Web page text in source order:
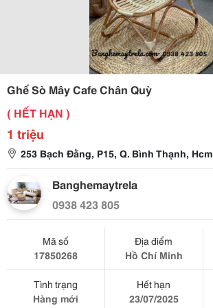
Ghế Sò Mây Cafe Chân Quỳ
( HẾT HẠN )
1 triệu
253 Bạch Đằng, P15, Q. Bình Thạnh, Hcm
Banghemaytrela
0938 423 805
Mã số
17850268
Địa điểm
Hồ Chí Minh
Tình trạng
Hàng mới
Hết hạn
23/07/2025